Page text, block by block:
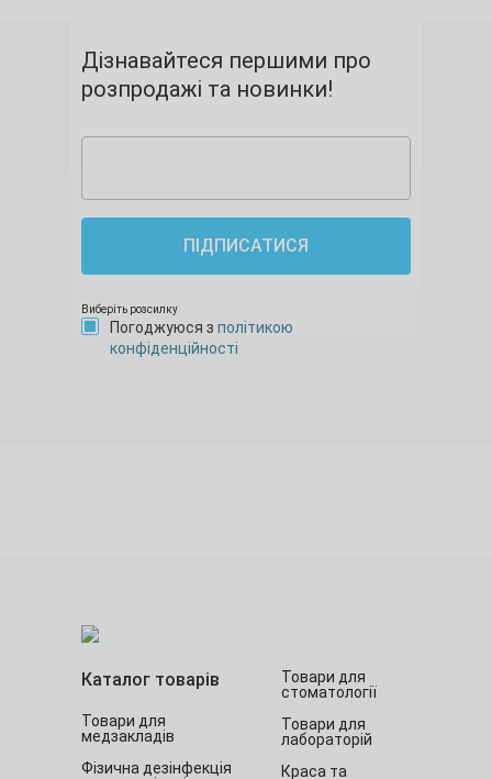
Дізнавайтеся першими про
розпродажі та новинки!
ПІДПИСАТИСЯ
Виберіть розсилку
Погоджуюся з політикою
конфіденційності
Каталог товарів
Товари для
медзакладів
Фізична дезінфекція
Товари для
стоматології
Товари для
лабораторій
Краса та